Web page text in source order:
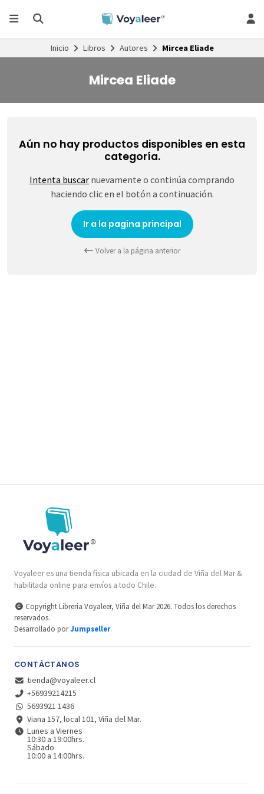
Inicio Libros Autores Mircea Eliade
Mircea Eliade
Aún no hay productos disponibles en esta
categoría.
Intenta buscar nuevamente o continúa comprando
haciendo clic en el botón a continuación.
Ir a la pagina principal
Volver a la página anterior
Voyaleer es una tienda física ubicada en la ciudad de Viña del Mar &
habilitada online para envíos a todo Chile.
Copyright Librería Voyaleer, Viña del Mar 2026. Todos los derechos
reservados.
Desarrollado porJumpseller.
CONTÁCTANOS
tienda@voyaleer.cl
+56939214215
5693921 1436
Viana 157, local 101, Viña del Mar.
Lunes a Viernes
10:30 a 19:00hrs.
Sábado
10:00 a 14:00hrs.